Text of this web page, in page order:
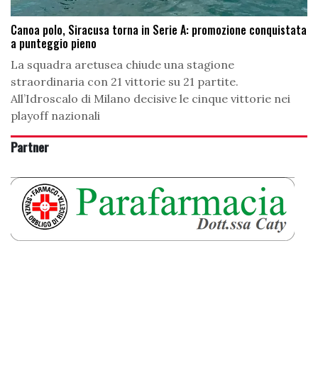
Canoa polo, Siracusa torna in Serie A: promozione conquistata
a punteggio pieno
La squadra aretusea chiude una stagione
straordinaria con 21 vittorie su 21 partite.
All’Idroscalo di Milano decisive le cinque vittorie nei
playoff nazionali
Partner